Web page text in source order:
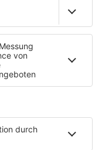
Eine
Keine
werden an zwei
Straße 1,